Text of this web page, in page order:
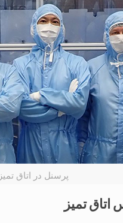
پرسنل در اتاق تميز
اتاق تمیز